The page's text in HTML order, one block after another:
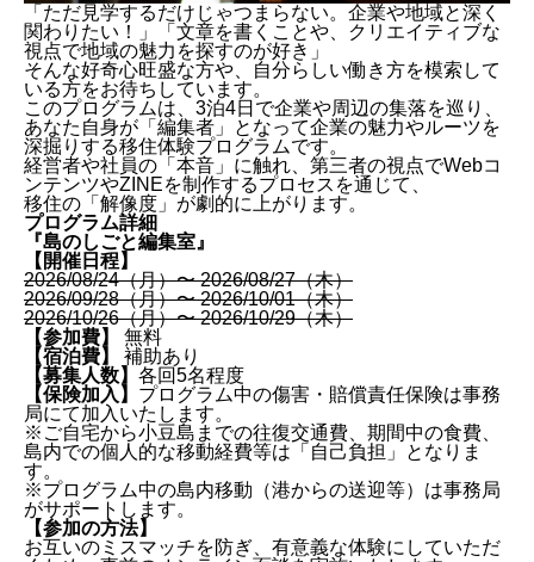
「ただ見学するだけじゃつまらない。企業や地域と深く
関わりたい！」「文章を書くことや、クリエイティブな
視点で地域の魅力を探すのが好き」
そんな好奇心旺盛な方や、自分らしい働き方を模索して
いる方をお待ちしています。
このプログラムは、3泊4日で企業や周辺の集落を巡り、
あなた自身が「編集者」となって企業の魅力やルーツを
深掘りする移住体験プログラムです。
経営者や社員の「本音」に触れ、第三者の視点でWebコ
ンテンツやZINEを制作するプロセスを通じて、
移住の「解像度」が劇的に上がります。
プログラム詳細
『島のしごと編集室』
【開催日程】
2026/08/24（月）〜 2026/08/27（木）
2026/09/28（月）〜 2026/10/01（木）
2026/10/26（月）〜 2026/10/29（木）
【参加費】
無料
【宿泊費】
補助あり
【募集人数】 各回5名程度
【保険加入】 プログラム中の傷害・賠償責任保険は事務
局にて加入いたします。
※ご自宅から小豆島までの往復交通費、期間中の食費、
島内での個人的な移動経費等は「自己負担」となりま
す。
※プログラム中の島内移動（港からの送迎等）は事務局
がサポートします。
【参加の方法】
お互いのミスマッチを防ぎ、有意義な体験にしていただ